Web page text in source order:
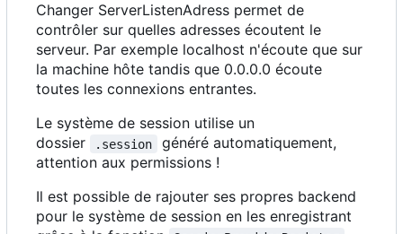
Changer ServerListenAdress permet de
contrôler sur quelles adresses écoutent le
serveur. Par exemple localhost n'écoute que sur
la machine hôte tandis que 0.0.0.0 écoute
toutes les connexions entrantes.
Le système de session utilise un
dossier
.session
généré automatiquement,
attention aux permissions !
Il est possible de rajouter ses propres backend
pour le système de session en les enregistrant